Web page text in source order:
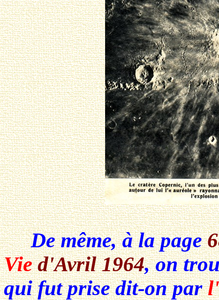
De même, à la page
Vied'Avril 1964, on
qui fut prise dit-on par